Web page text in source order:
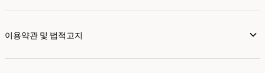
이용약관 및 법적고지